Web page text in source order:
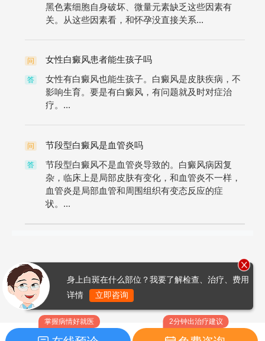
黑色素细胞自身破坏、微量元素缺乏这些因素有
关。从这些因素看，和怀孕没直接关系...
问 女性白癜风患者能生孩子吗
答
女性有白癜风也能生孩子。白癜风是皮肤疾病，不
影响生育。要是有白癜风，有问题就及时对症治
疗。...
问 节段型白癜风是血管炎吗
答
节段型白癜风不是血管炎导致的。白癜风病因复
杂，临床上是局部皮肤有变化，和血管炎不一样，
血管炎是局部血管和周围组织有变态反应的症
状。...
掌握病情好就医 2分钟出治疗建议
身上白斑在什么部位？我要了解检查、治疗、费用
详情
立即咨询